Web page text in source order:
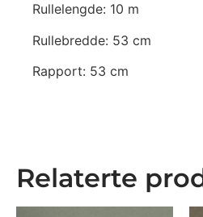
Rullelengde: 10 m
Rullebredde: 53 cm
Rapport: 53 cm
Relaterte